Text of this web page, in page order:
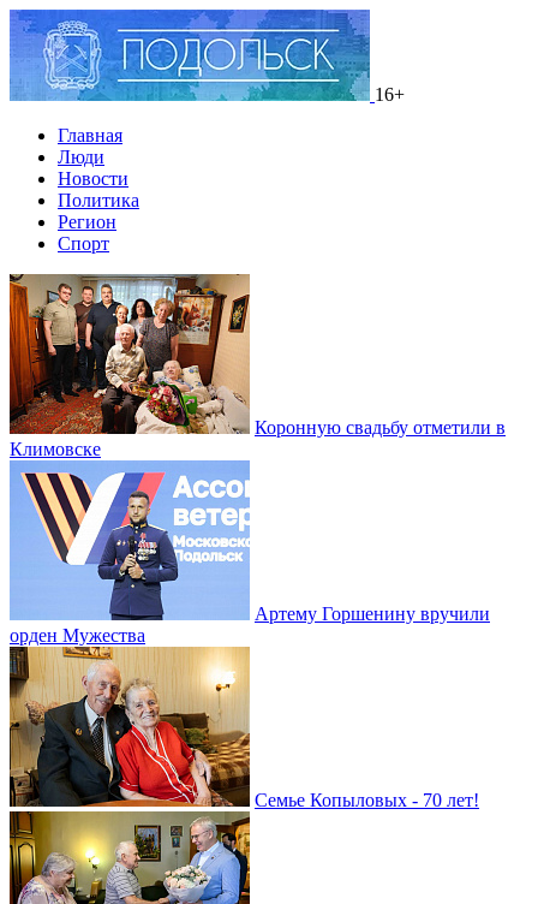
16+
Главная
Люди
Новости
Политика
Регион
Спорт
Коронную свадьбу отметили в
Климовске
Артему Горшенину вручили
орден Мужества
Семье Копыловых - 70 лет!